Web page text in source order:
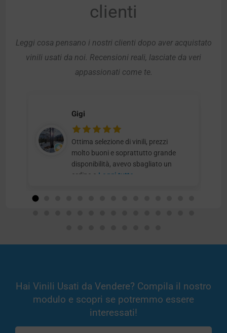
clienti
Leggi cosa pensano i nostri clienti dopo aver acquistato
vinili usati da noi. Recensioni reali, lasciate da veri
appassionati come te.
Gigi
Ottima selezione di vinili, prezzi
molto buoni e soprattutto grande
disponibilità, avevo sbagliato un
ordine e Leggi tutto
Hai Vinili Usati da Vendere? Compila il nostro
modulo e scopri se potremmo essere
interessati!